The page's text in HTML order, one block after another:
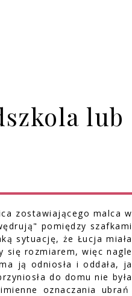
lub
zostawiającego malca w
pomiędzy szafkami
sytuację, że Łucja miała
się rozmiarem, więc nagle
ją odniosła i oddała, ja
do domu nie była
oznaczania ubrań